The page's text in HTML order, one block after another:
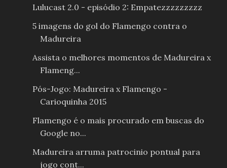
Lulucast 2.0 - episódio 2: Empatezzzzzzzzz
5 imagens do gol do Flamengo contra o
Madureira
Assista o melhores momentos de Madureira x
Flameng...
Pós-Jogo: Madureira x Flamengo -
Carioquinha 2015
Flamengo é o mais procurado em buscas do
Google no...
Madureira arruma patrocinio pontual para
jogo cont...